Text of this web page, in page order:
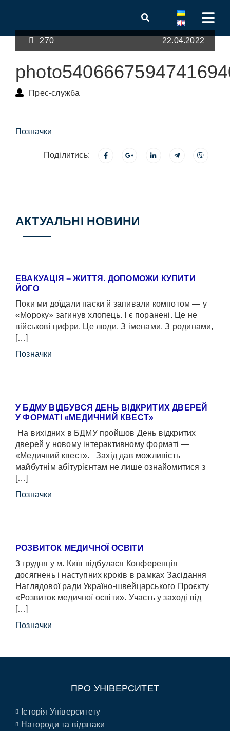
270 22.04.2022
Прес-служба
Позначки
Поділитись:
АКТУАЛЬНІ НОВИНИ
ЕВАКУАЦІЯ = ЖИТТЯ. ДОПОМОЖИ КУПИТИ
ЙОГО
Поки ми доїдали паски й запивали компотом — у
«Мороку» загинув хлопець. І є поранені. Це не
військові цифри. Це люди. З іменами. З родинами,
[…]
Позначки
У БДМУ ВІДБУВСЯ ДЕНЬ ВІДКРИТИХ ДВЕРЕЙ
У ФОРМАТІ «МЕДИЧНИЙ КВЕСТ»
На вихідних в БДМУ пройшов День відкритих
дверей у новому інтерактивному форматі —
«Медичний квест». Захід дав можливість
майбутнім абітурієнтам не лише ознайомитися з
[…]
Позначки
РОЗВИТОК МЕДИЧНОЇ ОСВІТИ
3 грудня у м. Київ відбулася Конференція
досягнень і наступних кроків в рамках Засідання
Наглядової ради Україно-швейцарського Проєкту
«Розвиток медичної освіти». Участь у заході від
[…]
Позначки
ПРО УНІВЕРСИТЕТ
Історія Університету
Нагороди та відзнаки